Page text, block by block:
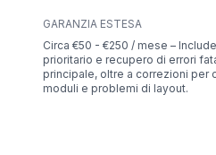
GARANZIA ESTESA
Circa €50 - €250 / mese –
prioritario e recupero di errori
principale, oltre a correzioni per
moduli e problemi di layout.